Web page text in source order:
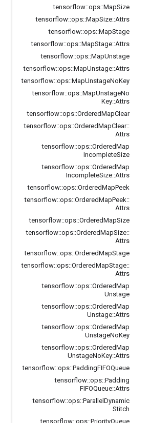
tensorflow::ops::MapSize
tensorflow::ops::MapSize::Attrs
tensorflow::ops::MapStage
tensorflow::ops::MapStage::Attrs
tensorflow::ops::MapUnstage
tensorflow::ops::MapUnstage::Attrs
tensorflow::ops::MapUnstageNoKey
tensorflow::ops::MapUnstageNo
Key::Attrs
tensorflow::ops::OrderedMapClear
tensorflow::ops::OrderedMapClear::
Attrs
tensorflow::ops::OrderedMap
IncompleteSize
tensorflow::ops::OrderedMap
IncompleteSize::Attrs
tensorflow::ops::OrderedMapPeek
tensorflow::ops::OrderedMapPeek::
Attrs
tensorflow::ops::OrderedMapSize
tensorflow::ops::OrderedMapSize::
Attrs
tensorflow::ops::OrderedMapStage
tensorflow::ops::OrderedMapStage::
Attrs
tensorflow::ops::OrderedMap
Unstage
tensorflow::ops::OrderedMap
Unstage::Attrs
tensorflow::ops::OrderedMap
UnstageNoKey
tensorflow::ops::OrderedMap
UnstageNoKey::Attrs
tensorflow::ops::PaddingFIFOQueue
tensorflow::ops::Padding
FIFOQueue::Attrs
tensorflow::ops::Parallel Dynamic
Stitch
tensorflow::ops::PriorityQueue